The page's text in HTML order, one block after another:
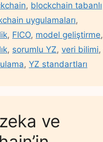
, blockchain tabanlı
uygulamaları,
, FICO, model geliştirme,
, sorumlu YZ, veri bilimi,
, YZ standartları
ve